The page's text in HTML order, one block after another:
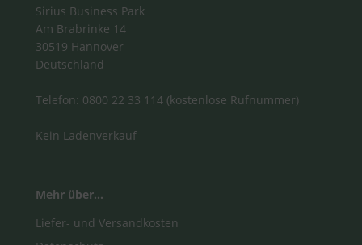
Sirius Business Park
Am Brabrinke 14
30519 Hannover
Deutschland
Telefon: 0800 22 33 114 (kostenlose Rufnummer)
Kein Ladenverkauf
Mehr über...
Liefer- und Versandkosten